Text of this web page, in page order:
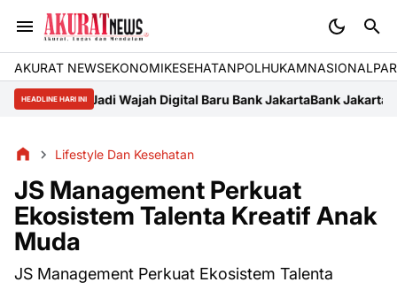
AKURAT NEWSEKONOMIKESEHATANPOLHUKAMNASIONAL
HEADLINE HARI INI
Jadi Wajah Digital Baru Bank JakartaBank Jakarta-Persija
Lifestyle Dan Kesehatan
JS Management Perkuat
Ekosistem Talenta Kreatif Anak
Muda
JS Management Perkuat Ekosistem Talenta